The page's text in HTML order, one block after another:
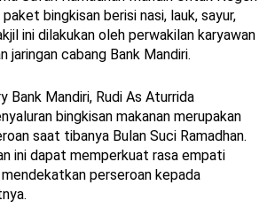
bingkisan berisi nasi, lauk, sayur,
ini dilakukan oleh perwakilan karyawan
jaringan cabang Bank Mandiri.
Bank Mandiri, Rudi As Aturrida
bingkisan makanan merupakan
saat tibanya Bulan Suci Ramadhan.
ini dapat memperkuat rasa empati
perseroan kepada